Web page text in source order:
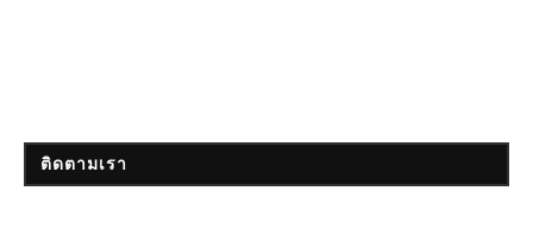
ติดตามเรา